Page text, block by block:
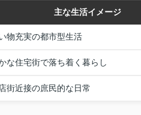
主な生活イメージ
物充実の都市型生活
な住宅街で落ち着く暮らし
街近接の庶民的な日常